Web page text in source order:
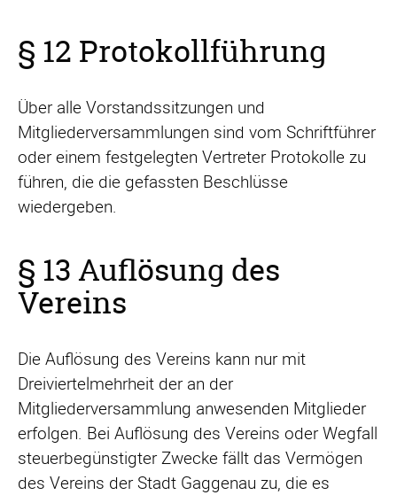
§ 12 Protokollführung
Über alle Vorstandssitzungen und
Mitgliederversammlungen sind vom Schriftführer
oder einem festgelegten Vertreter Protokolle zu
führen, die die gefassten Beschlüsse
wiedergeben.
§ 13 Auflösung des
Vereins
Die Auflösung des Vereins kann nur mit
Dreiviertelmehrheit der an der
Mitgliederversammlung anwesenden Mitglieder
erfolgen. Bei Auflösung des Vereins oder Wegfall
steuerbegünstigter Zwecke fällt das Vermögen
des Vereins der Stadt Gaggenau zu, die es